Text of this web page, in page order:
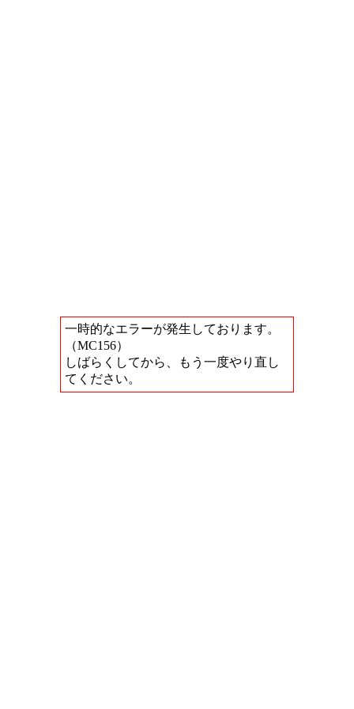
一時的なエラーが発生しております。
（MC156）
しばらくしてから、もう一度やり直し
てください。